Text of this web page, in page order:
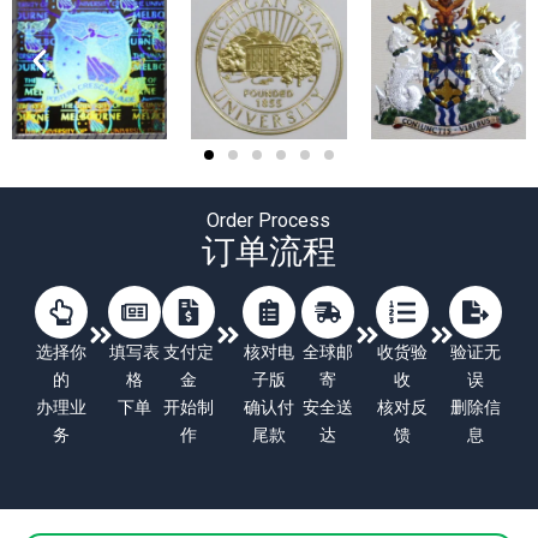
Order Process
订单流程
选择你
的
办理业
务
填写表
格
下单
支付定
金
开始制
作
核对电
子版
确认付
尾款
全球邮
寄
安全送
达
收货验
收
核对反
馈
验证无
误
删除信
息